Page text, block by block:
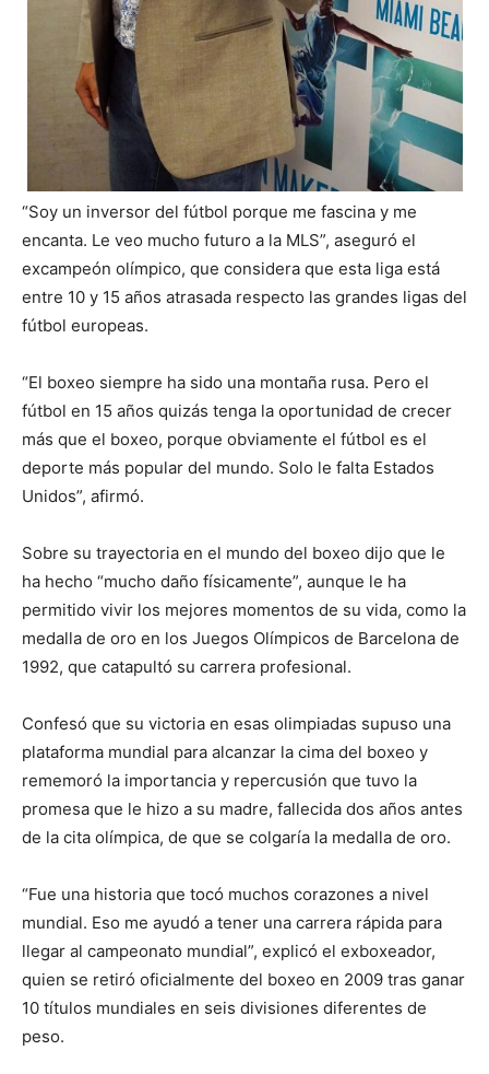
“Soy un inversor del fútbol porque me fascina y me
encanta. Le veo mucho futuro a la MLS”, aseguró el
excampeón olímpico, que considera que esta liga está
entre 10 y 15 años atrasada respecto las grandes ligas del
fútbol europeas.
“El boxeo siempre ha sido una montaña rusa. Pero el
fútbol en 15 años quizás tenga la oportunidad de crecer
más que el boxeo, porque obviamente el fútbol es el
deporte más popular del mundo. Solo le falta Estados
Unidos”, afirmó.
Sobre su trayectoria en el mundo del boxeo dijo que le
ha hecho “mucho daño físicamente”, aunque le ha
permitido vivir los mejores momentos de su vida, como la
medalla de oro en los Juegos Olímpicos de Barcelona de
1992, que catapultó su carrera profesional.
Confesó que su victoria en esas olimpiadas supuso una
plataforma mundial para alcanzar la cima del boxeo y
rememoró la importancia y repercusión que tuvo la
promesa que le hizo a su madre, fallecida dos años antes
de la cita olímpica, de que se colgaría la medalla de oro.
“Fue una historia que tocó muchos corazones a nivel
mundial. Eso me ayudó a tener una carrera rápida para
llegar al campeonato mundial”, explicó el exboxeador,
quien se retiró oficialmente del boxeo en 2009 tras ganar
10 títulos mundiales en seis divisiones diferentes de
peso.